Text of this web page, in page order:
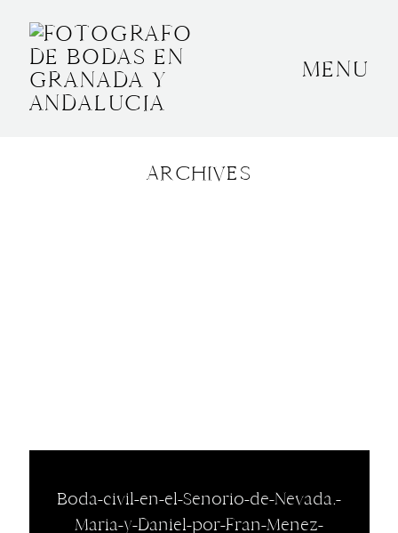
MENU
ARCHIVES
Boda-civil-en-el-Senorio-de-Nevada.-
Maria-y-Daniel-por-Fran-Menez-
BODAS